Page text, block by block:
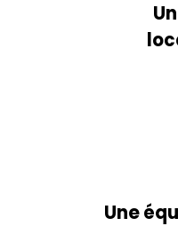
Une